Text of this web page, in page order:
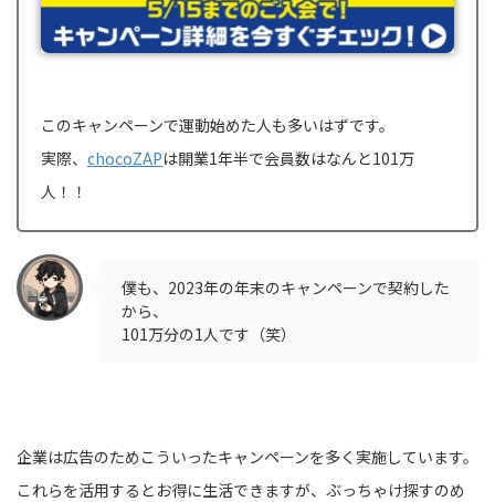
このキャンペーンで運動始めた人も多いはずです。
実際、 chocoZAPは開業1年半で会員数はなんと101万
人！！
僕も、2023年の年末のキャンペーンで契約した
から、
101万分の1人です（笑）
企業は広告のためこういったキャンペーンを多く実施しています。
これらを活用するとお得に生活できますが、ぶっちゃけ探すのめ